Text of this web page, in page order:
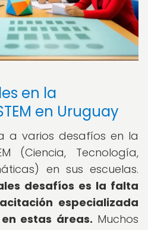
en la
en Uruguay
a varios desafíos en la
(Ciencia, Tecnología,
en sus escuelas.
desafíos es la falta
especializada
estas áreas. Muchos